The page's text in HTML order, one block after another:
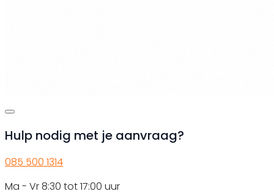
Hulp nodig met je aanvraag?
085 500 1314
Ma - Vr 8:30 tot 17:00 uur